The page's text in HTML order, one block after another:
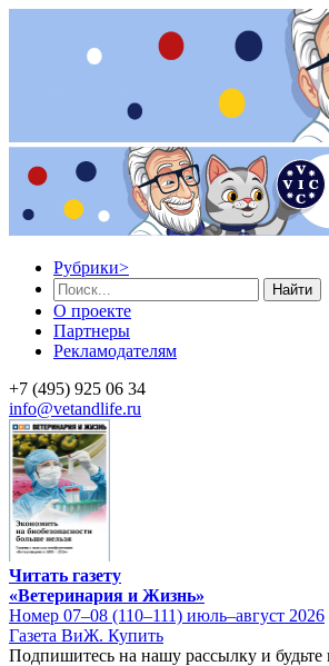
Рубрики>
Найти
О проекте
Партнеры
Рекламодателям
+7 (495) 925 06 34
info@vetandlife.ru
Читать газету
«Ветеринария и Жизнь»
Номер 07–08 (110–111) июль–август 2026
Газета ВиЖ. Купить
Подпишитесь на нашу рассылку и будьте